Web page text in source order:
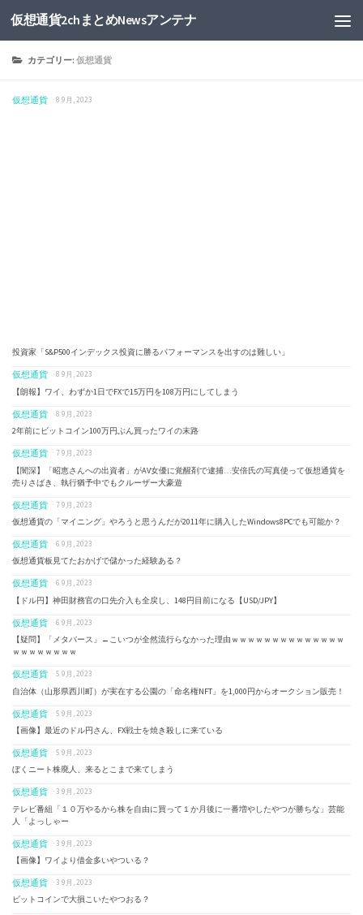
仮想通貨2chまとめNewsアンテナ
カテゴリー:仮想通貨
仮想通貨 · 8 9月, 2023
投資家「S&P500インデックス投資に勝るパフォーマンスを出すのは難しい」
仮想通貨 · 8 9月, 2023
【朗報】ワイ、わずか1日でFXで15万円を108万円にしてしまう
仮想通貨 · 8 9月, 2023
2年前にビットコイン100万円ぶん買ったワイの末路
仮想通貨 · 7 9月, 2023
【闇深】「昭恵さんへの出資者」がAV女優に覚醒剤で逮捕…安倍氏の写真使って仮想通貨を
売りさばき、執行猶予中でもクルーザー大豪遊
仮想通貨 · 7 9月, 2023
仮想通貨の「マイニング」やろうと思うんだが2011年に購入したWindows8PCでも可能か？
仮想通貨 · 6 9月, 2023
仮想通貨板見てたおかげで儲かった経験ある？
仮想通貨 · 6 9月, 2023
【ドル円】神田財務官の口先介入も全戻し、148円目前になる【USD/JPY】
仮想通貨 · 6 9月, 2023
【疑問】「メタバース」←こいつが全然流行らなかった理由ｗｗｗｗｗｗｗｗｗｗｗｗｗｗ
ｗｗｗｗｗｗｗｗ
仮想通貨 · 5 9月, 2023
自治体（山形県西川町）が実在する公園の「命名権NFT」を1,000円からオークション販売！
仮想通貨 · 5 9月, 2023
【画像】最近のドル円さん、FX戦士を焼き殺しに来ている
仮想通貨 · 5 9月, 2023
ぼくニート株廃人、来るとこまで来てしまう
仮想通貨 · 3 9月, 2023
テレビ番組「１０万やるから株を自由に買って１か月後に一番増やしたやつが勝ちな」芸能
人「よっしゃー
仮想通貨 · 3 9月, 2023
【画像】ワイより借金多いやついる？
仮想通貨 · 3 9月, 2023
ビットコインで大損こいたやつおる？